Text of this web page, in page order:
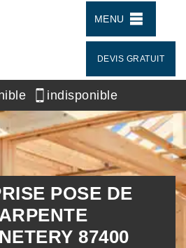
MENU
DEVIS GRATUIT
indisponible
POSE DE
87400